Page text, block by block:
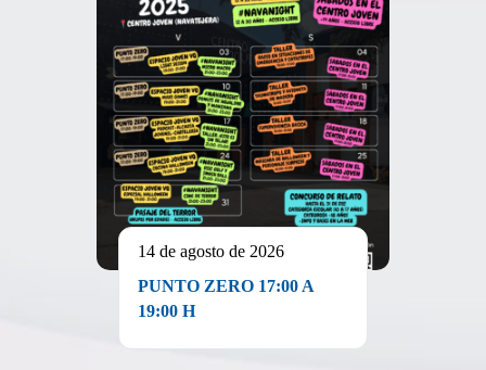
14 de agosto de 2026
PUNTO ZERO 17:00 A
19:00 H